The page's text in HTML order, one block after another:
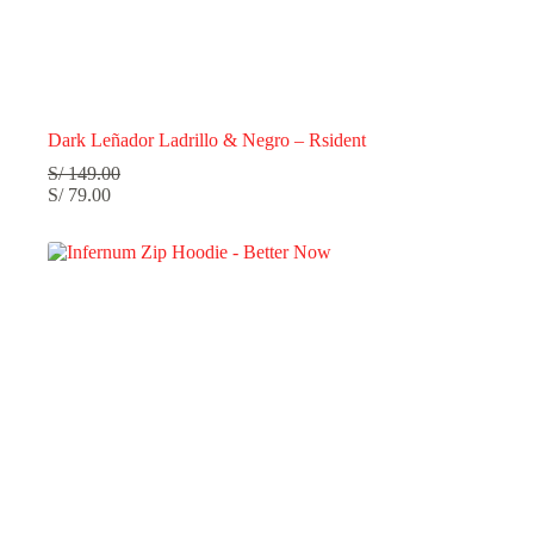
Dark Leñador Ladrillo & Negro – Rsident
S/149.00
S/79.00